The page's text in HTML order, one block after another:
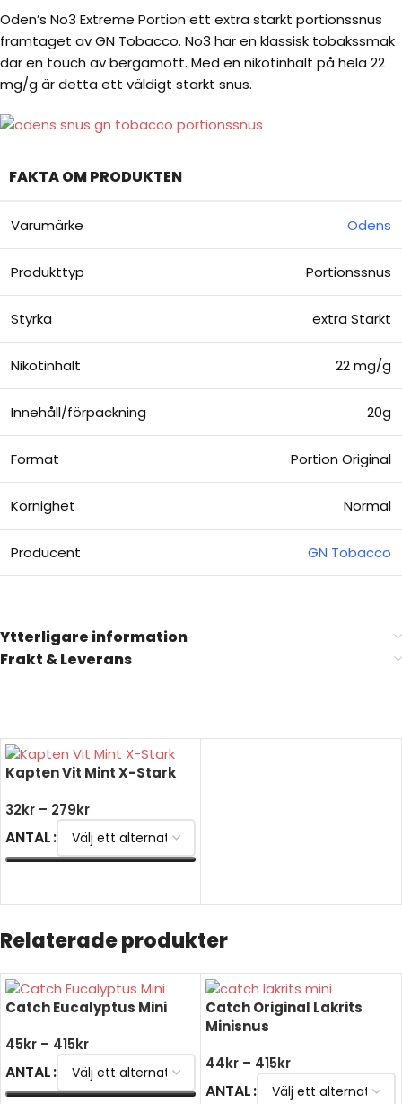
Oden’s No3 Extreme Portion ett extra starkt portionssnus
framtaget av GN Tobacco. No3 har en klassisk tobakssmak
där en touch av bergamott. Med en nikotinhalt på hela 22
mg/g är detta ett väldigt starkt snus.
FAKTA OM PRODUKTEN
Varumärke Odens
Produkttyp Portionssnus
Styrka extra Starkt
Nikotinhalt 22 mg/g
Innehåll/förpackning 20g
Format Portion Original
Kornighet Normal
Producent GN Tobacco
Ytterligare information
Frakt & Leverans
Kapten Vit Mint X-Stark
32kr – 279kr
ANTAL
Relaterade produkter
Catch Eucalyptus Mini
45kr – 415kr
ANTAL
Catch Original Lakrits
Minisnus
44kr – 415kr
ANTAL